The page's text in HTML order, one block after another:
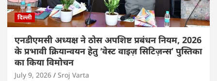
दिल्ली
एनडीएमसी अध्यक्ष ने ठोस अपशिष्ट प्रबंधन नियम, 2026
के प्रभावी क्रियान्वयन हेतु ‘वेस्ट वाइज़ सिटिज़न्स’ पुस्तिका
का किया विमोचन
July 9, 2026 Sroj Varta